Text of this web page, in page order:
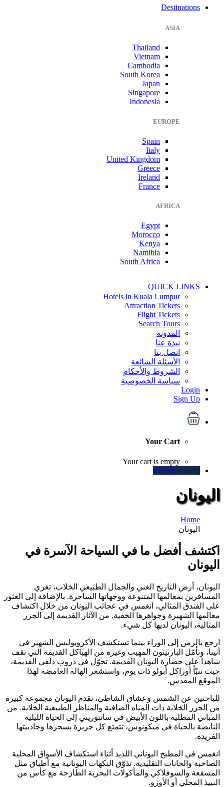
Destinations
ASIA
Thailand
Vietnam
Cambodia
South Korea
Japan
Singapore
Indonesia
EUROPE
Spain
Italy
United Kingdom
Greece
Ireland
France
AFRICA
Egypt
Morocco
Kenya
Namibia
South Africa
QUICK LINKS
Hotels in Kuala Lumpur
Attraction Tickets
Flight Tickets
Search Tours
المدونة
نبذة عنا
اتصل بنا
الأسئلة الشائعة
الشروط والأحكام
سياسة الخصوصية
Login
Sign Up
Your Cart
Your cart is empty
Request Quote
اليونان
Home
اليونان
اكتشف أفضل ما في السياحة الآسرة في
اليونان
اليونان، أرض التاريخ الغني والجمال الطبيعي الخلاب، تغري
المسافرين بمعالمها المتنوعة ووجهاتها الساحرة. بالإضافة إلى العثور
على الفندق المثالي، انغمس في عجائب اليونان من خلال اكتشاف
معالمها الشهيرة وجواهرها الخفية. من الآثار القديمة إلى الجزر
المثالية، اليونان لديها كل شيء.
ارجع بالزمن إلى الوراء بينما تستكشف الأكروبوليس الشهير في
أثينا، وتأمّل البارثينون المهيب وغيره من الهياكل القديمة التي تقف
شاهداً على حضارة اليونان القديمة. تجوّل في دروب دلفي القديمة،
حيث تنبّأ أوراكل أبولو ذات يوم، واستشعر الهالة الغامضة لهذا
الموقع المقدس.
للباحثين عن الشمس وعشاق الشاطئ، تقدم اليونان مجموعة كبيرة
من الجزر الخلابة ذات المياه الصافية والمناظر الطبيعية الخلابة. من
المباني المطلية باللون الأبيض في سانتوريني إلى الحياة الليلية
النابضة بالحياة في ميكونوس، تتمتع كل جزيرة بسحرها وجاذبيتها
الفريدة.
انغمس في المطبخ اليوناني اللذيذ أثناء استكشاف الأسواق المحلية
الصاخبة والحانات التقليدية. تذوّق النكهات اليونانية مع أطباق مثل
المسقعة والسوفلاكي والمأكولات البحرية الطازجة مع كأس من
النبيذ المحلي أو الأوزو.